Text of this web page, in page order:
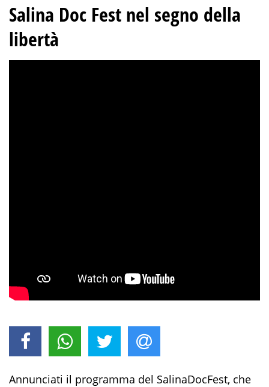
Salina Doc Fest nel segno della
libertà
Annunciati il programma del SalinaDocFest, che